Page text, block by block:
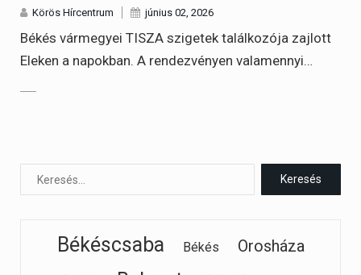
Körös Hírcentrum június 02, 2026
Békés vármegyei TISZA szigetek találkozója zajlott
Eleken a napokban. A rendezvényen valamennyi…
Békéscsaba Békés
Orosháza